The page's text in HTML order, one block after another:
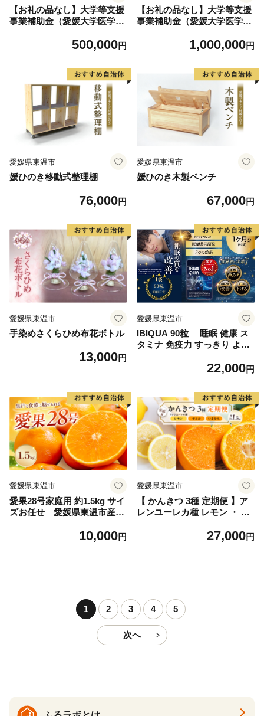
【お礼の品なし】大学等支援
事業補助金（愛媛大学医学
500,000円
【お礼の品なし】大学等支援
事業補助金（愛媛大学医学
1,000,000円
愛媛県東温市
媛ひのき移動式整理棚
76,000円
愛媛県東温市
媛ひのき木製ベンチ
67,000円
愛媛県東温市
手染めさくらひめ布花ボトル
13,000円
愛媛県東温市
IBIQUA 90粒 睡眠 健康 ス
タミナ 免疫力 すっきり よく
食品 睡眠改善 睡眠助ける 生
22,000円
愛媛県東温市
愛果28号家庭用 約1.5kg サイ
ズお任せ 愛媛県東温市産愛
な 」の同一品種（品種名：
10,000円
愛媛県東温市
【 かんきつ 3種 定期便 】ア
レンユーレカ種 レモン ・ せ
ご家庭用 サイズお任せ 旬 農
27,000円
1 2 3 4 5
次へ